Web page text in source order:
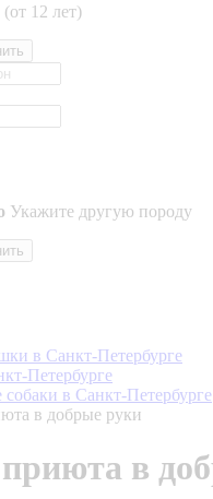
12 лет)
Укажите другую породу
в Санкт-Петербурге
Петербурге
в Санкт-Петербурге
в добрые руки
в